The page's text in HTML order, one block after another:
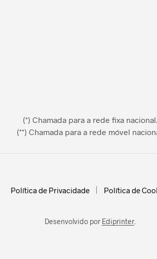
(*) Chamada para a rede fixa nacional.
(**) Chamada para a rede móvel
Política de Privacidade Política de
Desenvolvido por Ediprinter